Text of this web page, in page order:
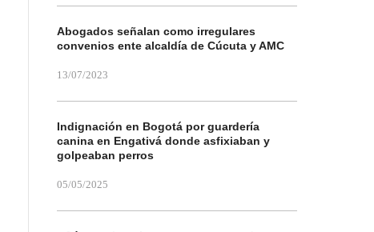
Abogados señalan como irregulares
convenios ente alcaldía de Cúcuta y AMC
13/07/2023
Indignación en Bogotá por guardería
canina en Engativá donde asfixiaban y
golpeaban perros
05/05/2025